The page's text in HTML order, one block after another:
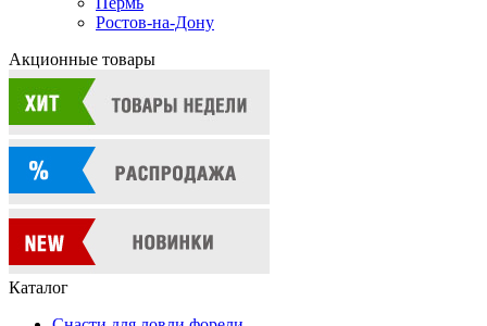
Ростов-на-Дону
Акционные товары
Каталог